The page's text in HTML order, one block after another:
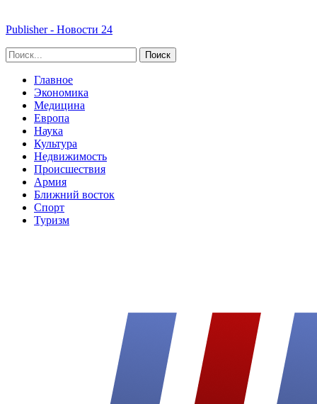
Publisher - Новости 24
Главное
Экономика
Медицина
Европа
Наука
Культура
Недвижимость
Происшествия
Армия
Ближний восток
Спорт
Туризм